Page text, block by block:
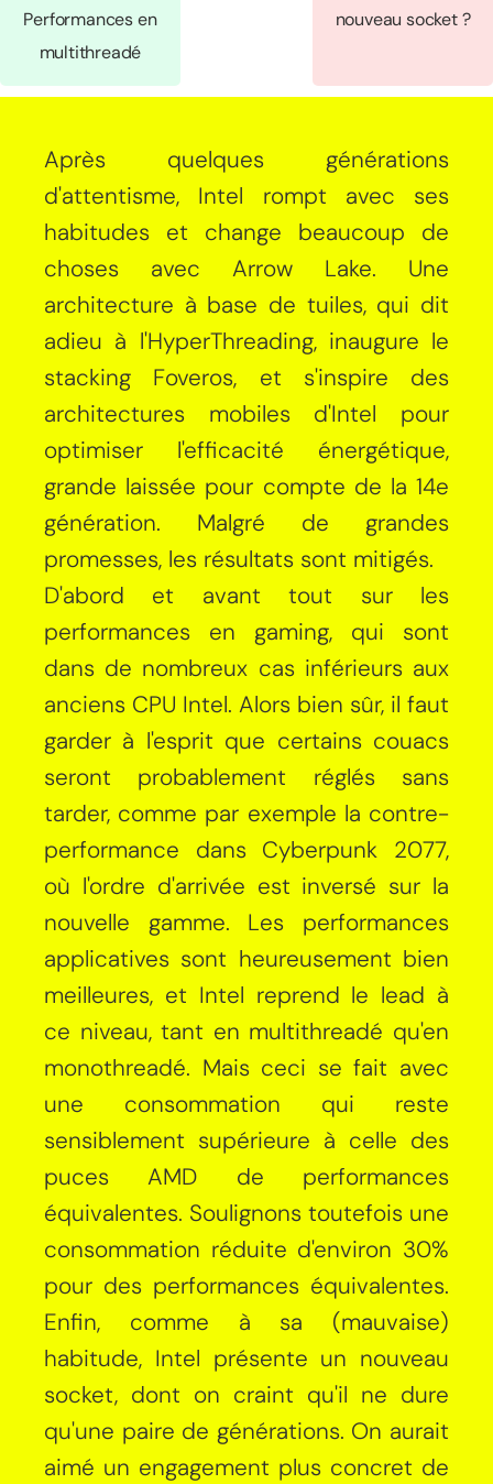
Performances en
multithreadé
nouveau socket ?
Après quelques générations
d'attentisme, Intel rompt avec ses
habitudes et change beaucoup de
choses avec Arrow Lake. Une
architecture à base de tuiles, qui dit
adieu à l'HyperThreading, inaugure le
stacking Foveros, et s'inspire des
architectures mobiles d'Intel pour
optimiser l'efficacité énergétique,
grande laissée pour compte de la 14e
génération. Malgré de grandes
promesses, les résultats sont mitigés.
D'abord et avant tout sur les
performances en gaming, qui sont
dans de nombreux cas inférieurs aux
anciens CPU Intel. Alors bien sûr, il faut
garder à l'esprit que certains couacs
seront probablement réglés sans
tarder, comme par exemple la contre-
performance dans Cyberpunk 2077,
où l'ordre d'arrivée est inversé sur la
nouvelle gamme. Les performances
applicatives sont heureusement bien
meilleures, et Intel reprend le lead à
ce niveau, tant en multithreadé qu'en
monothreadé. Mais ceci se fait avec
une consommation qui reste
sensiblement supérieure à celle des
puces AMD de performances
équivalentes. Soulignons toutefois une
consommation réduite d'environ 30%
pour des performances équivalentes.
Enfin, comme à sa (mauvaise)
habitude, Intel présente un nouveau
socket, dont on craint qu'il ne dure
qu'une paire de générations. On aurait
aimé un engagement plus concret de